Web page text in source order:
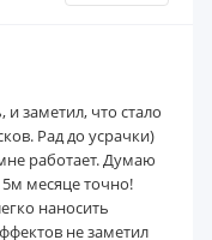
заметил, что стало
Рад до усрачки)
работает. Думаю
месяце точно!
наносить
не заметил